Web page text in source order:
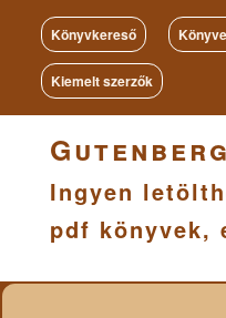
Könyvkereső
Kiemelt szerzők
Ingyen
pdf könyvek,